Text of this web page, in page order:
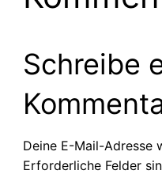
Schreibe
Deine E-Mail-
Erforderliche Felder